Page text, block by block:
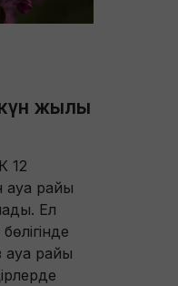
жылы
12
ауа райы
Ел
райы